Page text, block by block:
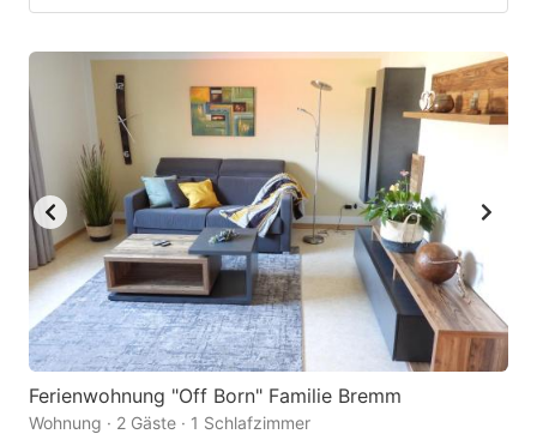
Ferienwohnung "Off Born" Familie Bremm
Wohnung · 2 Gäste · 1 Schlafzimmer